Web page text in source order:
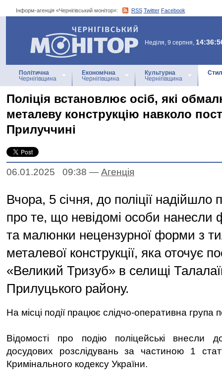
Інформ-агенція «Чернігівський монітор»: RSS Twitter Facebook
Інформ-агенція
«Чернігівський монітор»
Неділя, 9 серпня,
Політична
Чернігівщина
Економічна
Чернігівщина
Культурна
Чернігівщина
Поліція встановлює осіб, які
металеву конструкцію навколо
Прилуччині
06.01.2025 09:38 — Агенцiя
Вчора, 5 січня, до поліції надійшло
про те, що невідомі особи
та малюнки нецензурної форми з
металевої конструкції, яка оточує
«Великий Тризуб» в селищі
Прилуцького району.
На місці події працює слідчо-оперативна група
Відомості про подію поліцейські внесли
досудових розслідувань за частиною 1
Кримінального кодексу України.